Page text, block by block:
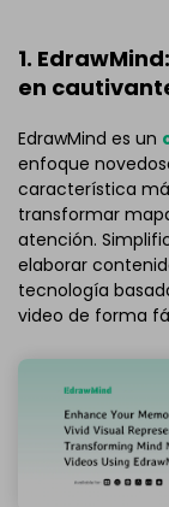
1.
en
EdrawMind es un
enfoque
característica
transformar
atención.
elaborar
tecnología
video de forma